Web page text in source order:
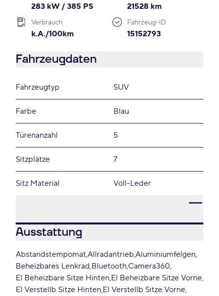
283 kW / 385 PS 21528 km
Verbrauch
k.A./100km
Fahrzeug-ID
15152793
Fahrzeugdaten
Fahrzeugtyp SUV
Farbe Blau
Türenanzahl 5
Sitzplätze 7
Sitz Material Voll-Leder
Ausstattung
AbstandstempomatAllradantrieb Aluminiumfelgen
Beheizbares Lenkrad Bluetooth Camera360
El Beheizbare Sitze Hinten El Beheizbare Sitze Vorne
El Verstellb Sitze Hinten El Verstellb Sitze Vorne